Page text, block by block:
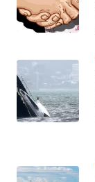
WN DELI
SERDANG
WN
TINGGI
WN
WN